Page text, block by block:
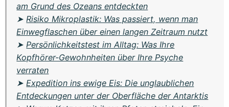
am Grund des Ozeans entdeckten
➤ Risiko Mikroplastik: Was passiert, wenn man
Einwegflaschen über einen langen Zeitraum nutzt
➤ Persönlichkeitstest im Alltag: Was Ihre
Kopfhörer-Gewohnheiten über Ihre Psyche
verraten
➤ Expedition ins ewige Eis: Die unglaublichen
Entdeckungen unter der Oberfläche der Antarktis